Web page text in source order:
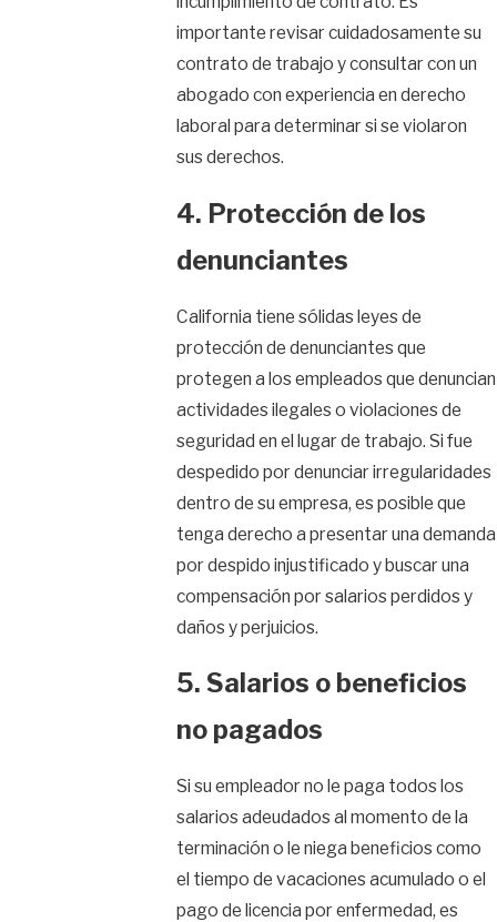
importante revisar cuidadosamente su
contrato de trabajo y consultar con un
abogado con experiencia en derecho
laboral para determinar si se violaron
sus derechos.
4. Protección de los
denunciantes
California tiene sólidas leyes de
protección de denunciantes que
protegen a los empleados que denuncian
actividades ilegales o violaciones de
seguridad en el lugar de trabajo. Si fue
despedido por denunciar irregularidades
dentro de su empresa, es posible que
tenga derecho a presentar una demanda
por despido injustificado y buscar una
compensación por salarios perdidos y
daños y perjuicios.
5. Salarios o beneficios
no pagados
Si su empleador no le paga todos los
salarios adeudados al momento de la
terminación o le niega beneficios como
el tiempo de vacaciones acumulado o el
pago de licencia por enfermedad, es